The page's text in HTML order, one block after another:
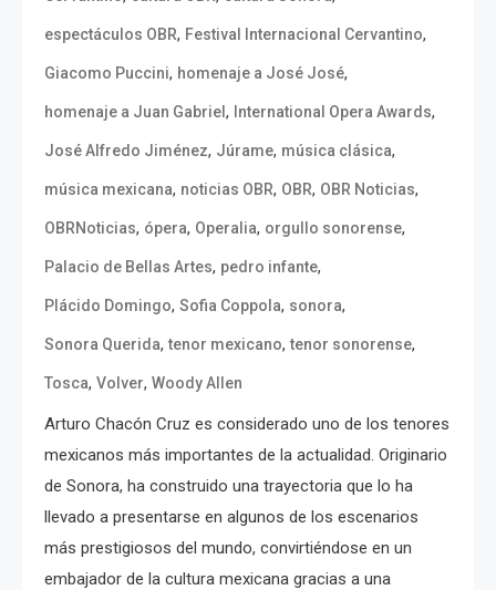
espectáculos OBR, Festival Internacional Cervantino,
Giacomo Puccini, homenaje a José José,
homenaje a Juan Gabriel, International Opera Awards,
José Alfredo Jiménez, Júrame, música clásica,
música mexicana, noticias OBR, OBR, OBR Noticias,
OBRNoticias, ópera, Operalia, orgullo sonorense,
Palacio de Bellas Artes, pedro infante,
Plácido Domingo, Sofia Coppola, sonora,
Sonora Querida,tenor mexicano,tenor sonorense,
Tosca, Volver, Woody Allen
Arturo Chacón Cruz es considerado uno de los tenores
mexicanos más importantes de la actualidad. Originario
de Sonora, ha construido una trayectoria que lo ha
llevado a presentarse en algunos de los escenarios
más prestigiosos del mundo, convirtiéndose en un
embajador de la cultura mexicana gracias a una